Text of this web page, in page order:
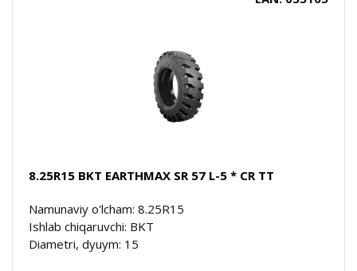
8.25R15 BKT EARTHMAX SR 57 L-5 * CR TT
Namunaviy o'lcham: 8.25R15
Ishlab chiqaruvchi: BKT
Diametri, dyuym: 15